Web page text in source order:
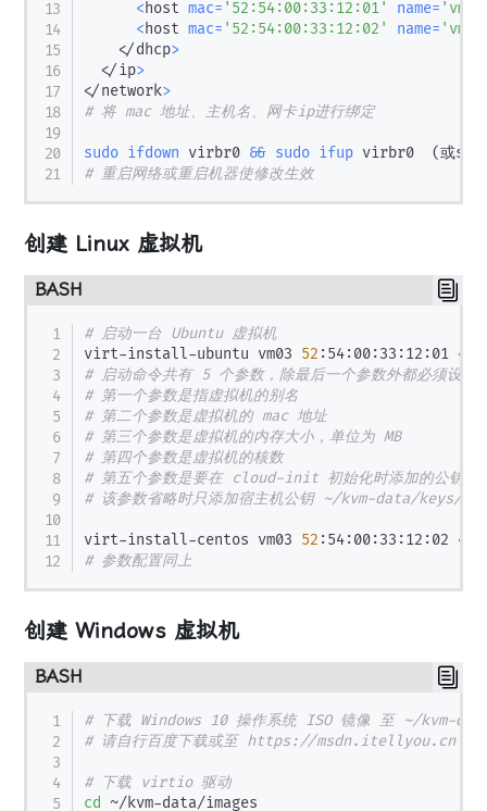
<host mac= '52:54:00:33:12:01' name=
<host mac= '52:54:00:33:12:02' name=
</dhcp>
</ip>
</network>
# 将 mac 地址、主机名、网卡ip进行绑定
sudo ifdown virbr0 && sudo ifup virbr0 (或
# 重启网络或重启机器使修改生效
创建 Linux 虚拟机
BASH
# 启动一台 Ubuntu 虚拟机
virt-install-ubuntu vm03 52 :54:00:33:12:01
# 启动命令共有 5 个参数，除最后一个参数外都必须设置
# 第一个参数是指虚拟机的别名
# 第二个参数是虚拟机的 mac 地址
# 第三个参数是虚拟机的内存大小，单位为 MB
# 第四个参数是虚拟机的核数
# 第五个参数是要在 cloud-init 初始化时添加的公钥
# 该参数省略时只添加宿主机公钥 ~/kvm-data/keys/
virt-install-centos vm03 52 :54:00:33:12:02
# 参数配置同上
创建 Windows 虚拟机
BASH
# 下载 Windows 10 操作系统 ISO 镜像 至 ~/kvm-
# 请自行百度下载或至 https://msdn.itellyou.cn 下
# 下载 virtio 驱动
cd